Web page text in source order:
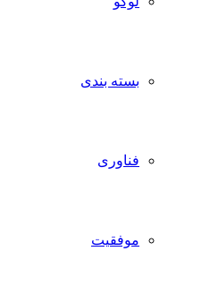
بسته بندی
فناوری
موفقیت